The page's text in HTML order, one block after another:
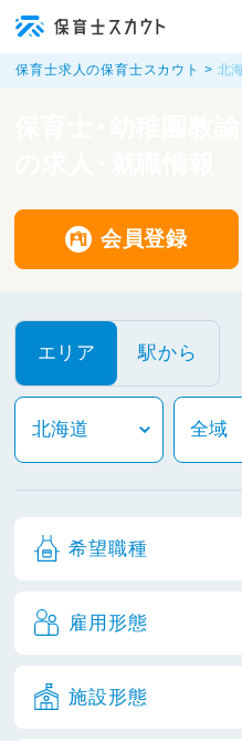
保育士求人の保育士スカウト 北
会員登録
エリア 駅から
希望職種
雇用形態
施設形態